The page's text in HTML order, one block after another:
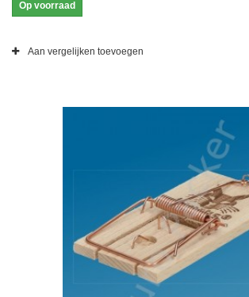
Op voorraad
Aan vergelijken toevoegen